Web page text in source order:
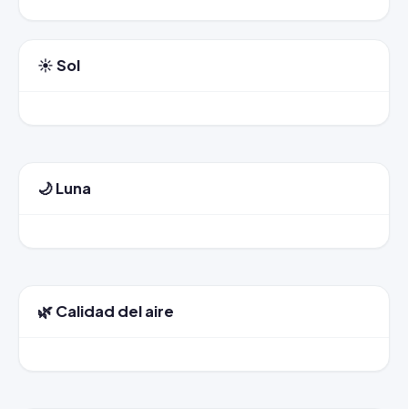
☀️ Sol
🌙 Luna
🌿 Calidad del aire